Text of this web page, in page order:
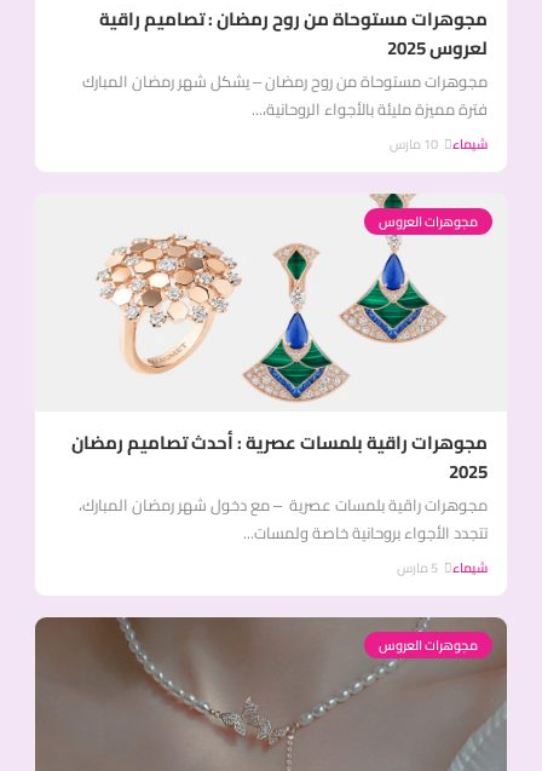
مجوهرات مستوحاة من روح رمضان : تصاميم راقية
لعروس 2025
مجوهرات مستوحاة من روح رمضان – يشكل شهر رمضان المبارك
فترة مميزة مليئة بالأجواء الروحانية،...
شيماء
مجوهرات العروس
مجوهرات راقية بلمسات عصرية : أحدث تصاميم رمضان
2025
مجوهرات راقية بلمسات عصرية – مع دخول شهر رمضان المبارك،
تتجدد الأجواء بروحانية خاصة ولمسات...
شيماء
مجوهرات العروس